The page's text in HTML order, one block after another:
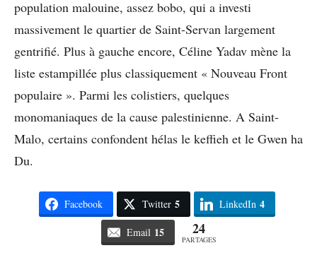
population malouine, assez bobo, qui a investi
massivement le quartier de Saint-Servan largement
gentrifié. Plus à gauche encore, Céline Yadav mène la
liste estampillée plus classiquement « Nouveau Front
populaire ». Parmi les colistiers, quelques
monomaniaques de la cause palestinienne. A Saint-
Malo, certains confondent hélas le keffieh et le Gwen ha
Du.
Facebook Twitter 5 LinkedIn 4
Email 15 24
PARTAGES